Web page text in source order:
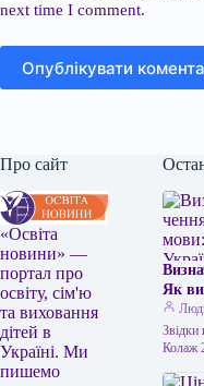
next time I comment.
Опублікувати
Про сайт
«Освіта
новини» —
портал про
освіту, сім'ю
та виховання
дітей в
Україні. Ми
пишемо
Як
Звідки
Колаж